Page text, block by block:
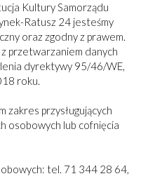
Kultury Samorządu
Ratusz 24 jesteśmy
oraz zgodny z prawem.
przetwarzaniem danych
dyrektywy 95/46/WE,
roku.
zakres przysługujących
osobowych lub cofnięcia
tel. 71 344 28 64,